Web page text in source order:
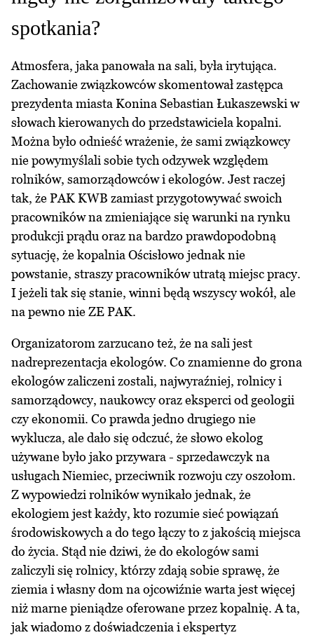
spotkania?
Atmosfera, jaka panowała na sali, była irytująca.
Zachowanie związkowców skomentował zastępca
prezydenta miasta Konina Sebastian Łukaszewski w
słowach kierowanych do przedstawiciela kopalni.
Można było odnieść wrażenie, że sami związkowcy
nie powymyślali sobie tych odzywek względem
rolników, samorządowców i ekologów. Jest raczej
tak, że PAK KWB zamiast przygotowywać swoich
pracowników na zmieniające się warunki na rynku
produkcji prądu oraz na bardzo prawdopodobną
sytuację, że kopalnia Ościsłowo jednak nie
powstanie, straszy pracowników utratą miejsc pracy.
I jeżeli tak się stanie, winni będą wszyscy wokół, ale
na pewno nie ZE PAK.
Organizatorom zarzucano też, że na sali jest
nadreprezentacja ekologów. Co znamienne do grona
ekologów zaliczeni zostali, najwyraźniej, rolnicy i
samorządowcy, naukowcy oraz eksperci od geologii
czy ekonomii. Co prawda jedno drugiego nie
wyklucza, ale dało się odczuć, że słowo ekolog
używane było jako przywara - sprzedawczyk na
usługach Niemiec, przeciwnik rozwoju czy oszołom.
Z wypowiedzi rolników wynikało jednak, że
ekologiem jest każdy, kto rozumie sieć powiązań
środowiskowych a do tego łączy to z jakością miejsca
do życia. Stąd nie dziwi, że do ekologów sami
zaliczyli się rolnicy, którzy zdają sobie sprawę, że
ziemia i własny dom na ojcowiźnie warta jest więcej
niż marne pieniądze oferowane przez kopalnię. A ta,
jak wiadomo z doświadczenia i ekspertyz